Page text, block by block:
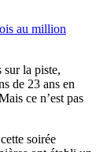
au million
sur la piste,
de 23 ans en
ce n’est pas
soirée